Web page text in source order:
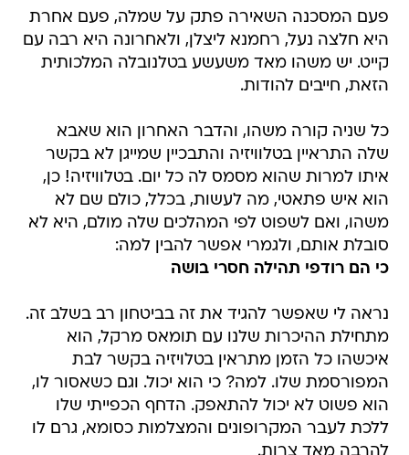
פעם המסכנה השאירה פתק על שמלה, פעם אחרת
היא חלצה נעל, רחמנא ליצלן, ולאחרונה היא רבה עם
קייט. יש משהו מאד משעשע בטלנובלה המלכותית
הזאת, חייבים להודות.
כל שניה קורה משהו, והדבר האחרון הוא שאבא
שלה התראיין בטלוויזיה והתבכיין שמייגן לא בקשר
איתו למרות שהוא מסמס לה כל יום. בטלוויזיה! כן,
הוא איש פתאטי, מה לעשות, בכלל, כולם שם לא
משהו, ואם לשפוט לפי המהלכים שלה מולם, היא לא
סובלת אותם, ולגמרי אפשר להבין למה:
כי הם רודפי תהילה חסרי בושה
נראה לי שאפשר להגיד את זה בביטחון רב בשלב זה.
מתחילת ההיכרות שלנו עם תומאס מרקל, הוא
איכשהו כל הזמן מתראין בטלויזיה בקשר לבת
המפורסמת שלו. למה? כי הוא יכול. וגם כשאסור לו,
הוא פשוט לא יכול להתאפק. הדחף הכפייתי שלו
ללכת לעבר המקרופונים והמצלמות כסומא, גרם לו